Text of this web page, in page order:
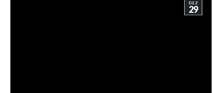
DEZ
29